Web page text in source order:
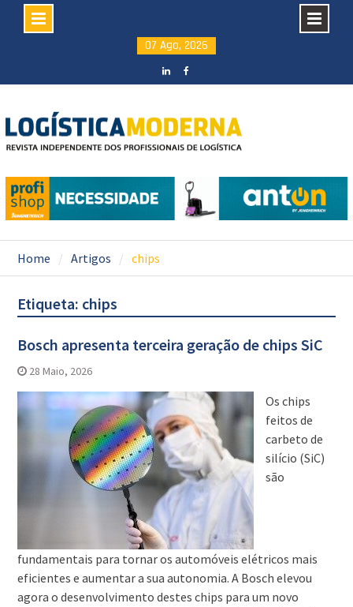
content
07 Ago, 2026
Home Artigos chips
Etiqueta: chips
Bosch apresenta terceira geração de chips SiC
28 Maio, 2026
Os chips
feitos de
carbeto de
silício (SiC)
são
fundamentais para tornar os automóveis elétricos mais
eficientes e aumentar a sua autonomia. A Bosch elevou
agora o desenvolvimento destes chips para um novo